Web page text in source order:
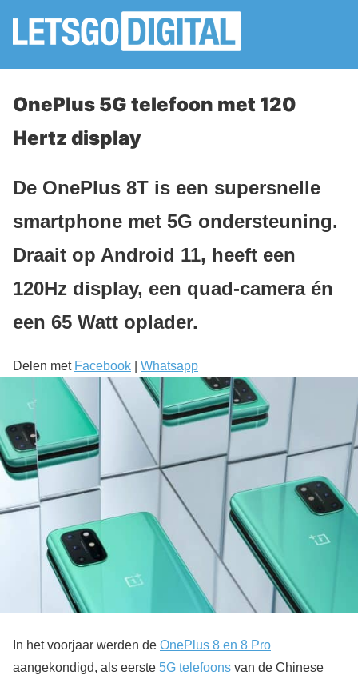
OnePlus 5G telefoon met 120
Hertz display
De OnePlus 8T is een supersnelle
smartphone met 5G ondersteuning.
Draait op Android 11, heeft een
120Hz display, een quad-camera én
een 65 Watt oplader.
Delen met Facebook Whatsapp
In het voorjaar werden de OnePlus 8 en 8 Pro
aangekondigd, als eerste 5G telefoons van de Chinese